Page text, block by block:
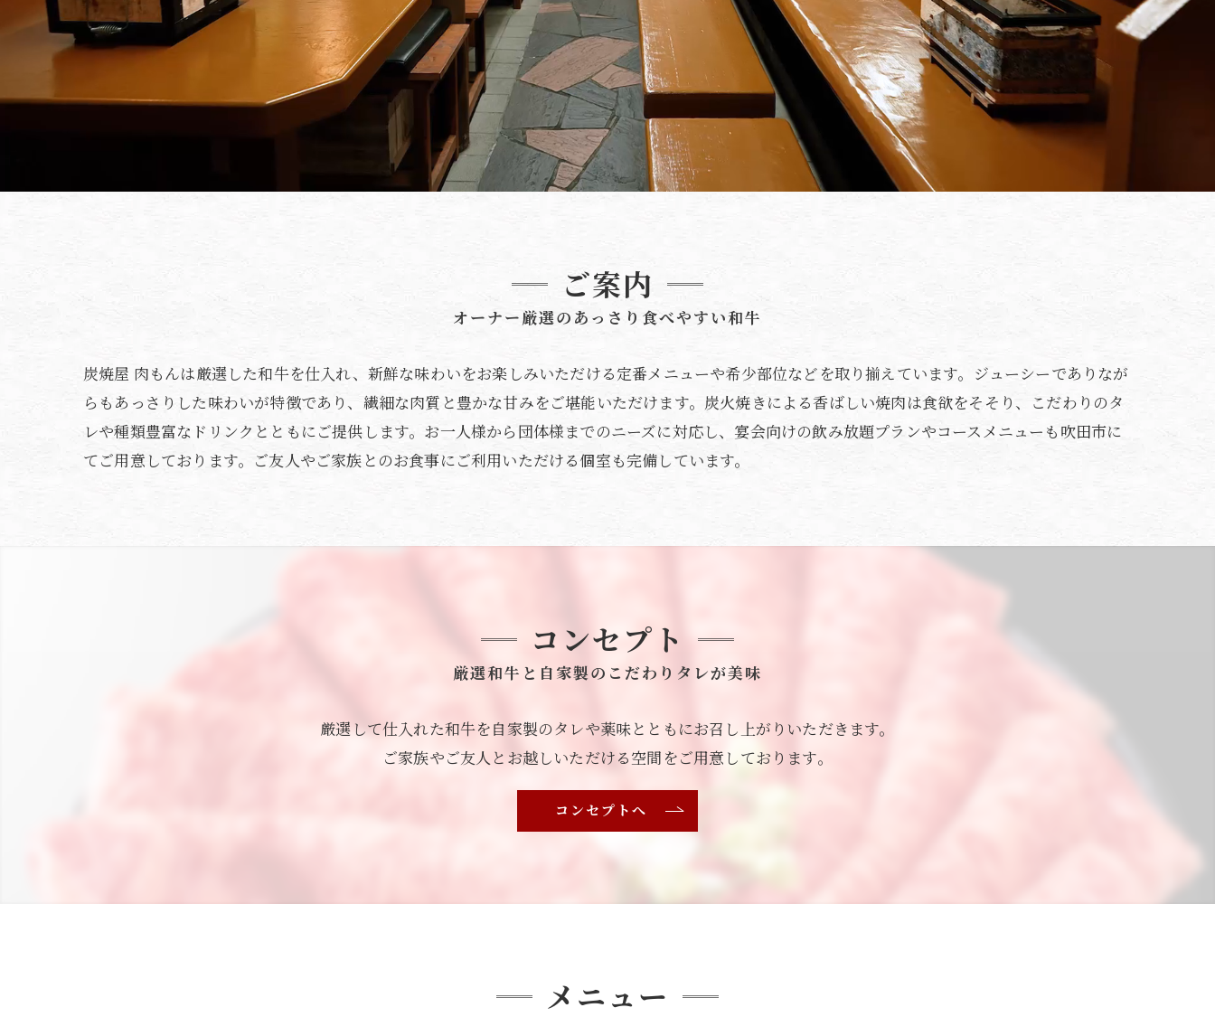
オーナー厳選のあっさり食べやすい和牛
ご案内
炭焼屋 肉もんは厳選した和牛を仕入れ、新鮮な味わいをお楽しみいただける定番メニューや希少部位などを取り揃えています。ジューシーでありなが
らもあっさりした味わいが特徴であり、繊細な肉質と豊かな甘みをご堪能いただけます。炭火焼きによる香ばしい焼肉は食欲をそそり、こだわりのタ
レや種類豊富なドリンクとともにご提供します。お一人様から団体様までのニーズに対応し、宴会向けの飲み放題プランやコースメニューも吹田市に
てご用意しております。ご友人やご家族とのお食事にご利用いただける個室も完備しています。
厳選和牛と自家製のこだわりタレが美味
コンセプト
厳選して仕入れた和牛を自家製のタレや薬味とともにお召し上がりいただきます。
ご家族やご友人とお越しいただける空間をご用意しております。
コンセプトへ
メニュー